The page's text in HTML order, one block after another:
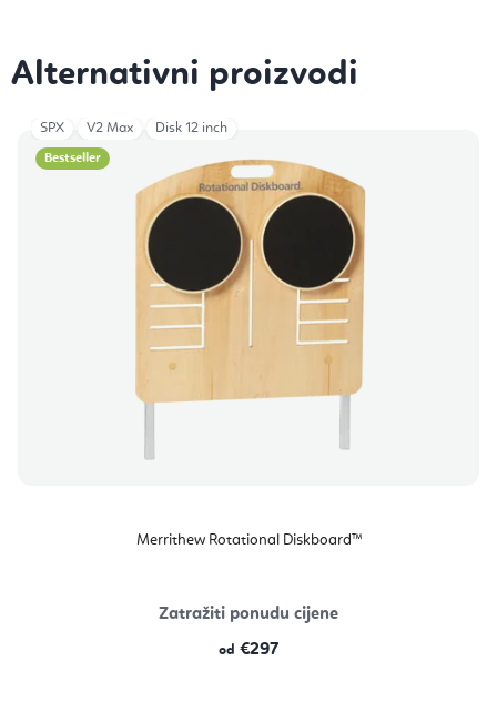
Bestseller
Merrithew Rotational Diskboard™
Zatražiti ponudu cijene
od €297
SPX V2 Max Disk 12 inch